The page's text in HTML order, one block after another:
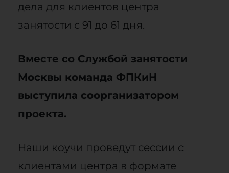
дела для клиентов центра
занятости с 91 до 61 дня.
Вместе со Службой занятости
Москвы команда ФПКиН
выступила соорганизатором
проекта.
Наши коучи проведут сессии с
клиентами центра в формате